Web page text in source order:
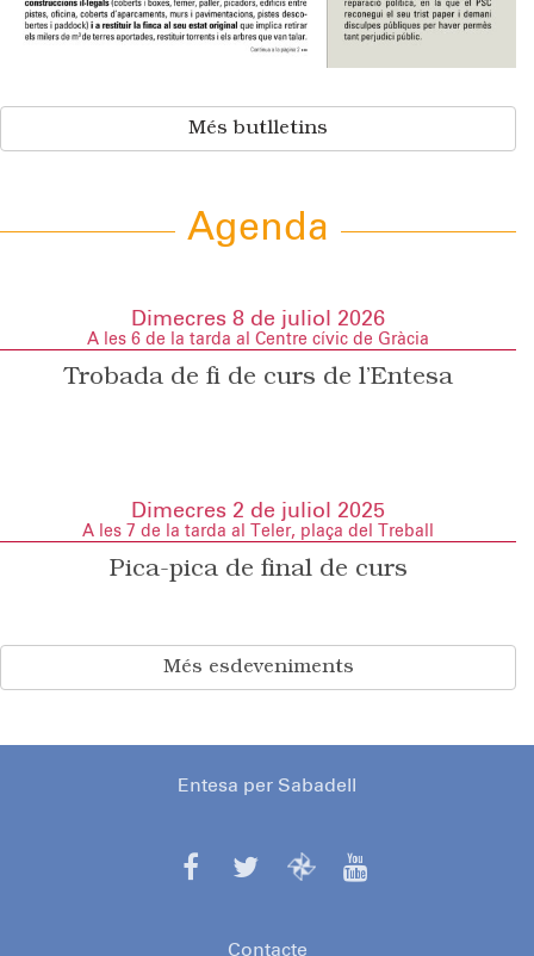
Més butlletins
Agenda
Dimecres 8 de juliol 2026
A les 6 de la tarda al Centre cívic de Gràcia
Trobada de fi de curs de l’Entesa
Dimecres 2 de juliol 2025
A les 7 de la tarda al Teler, plaça del Treball
Pica-pica de final de curs
Més esdeveniments
Entesa per Sabadell
Contacte